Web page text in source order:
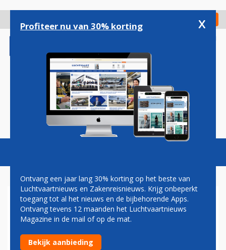
gaan
Check in
Magazine Podcasts Vacatures
CORENDON BREIDT UIT OP
ZOMERROUTES MET NIEUWE
CHARTERDOCHTER
Profiteer nu van 30% korting x
Ontvang een jaar lang 30% korting op het beste van
Luchtvaartnieuws en Zakenreisnieuws. Krijg onbeperkt
toegang tot al het nieuws en de bijbehorende Apps.
Ontvang tevens 12 maanden het Luchtvaartnieuws
Magazine in de mail of op de mat.
Bekijk aanbieding